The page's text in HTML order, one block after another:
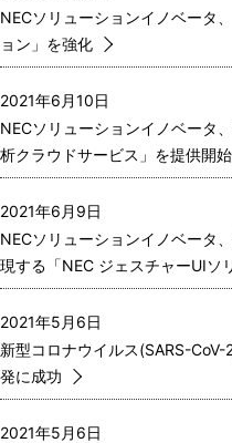
NECソリューションイノベータ
ョン」を強化
2021年6月10日
NECソリューションイノベータ
析クラウドサービス」を提供開始
2021年6月9日
NECソリューションイノベータ
現する「NEC ジェスチャーUIソ
2021年5月6日
新型コロナウイルス(SARS-
発に成功
2021年5月6日